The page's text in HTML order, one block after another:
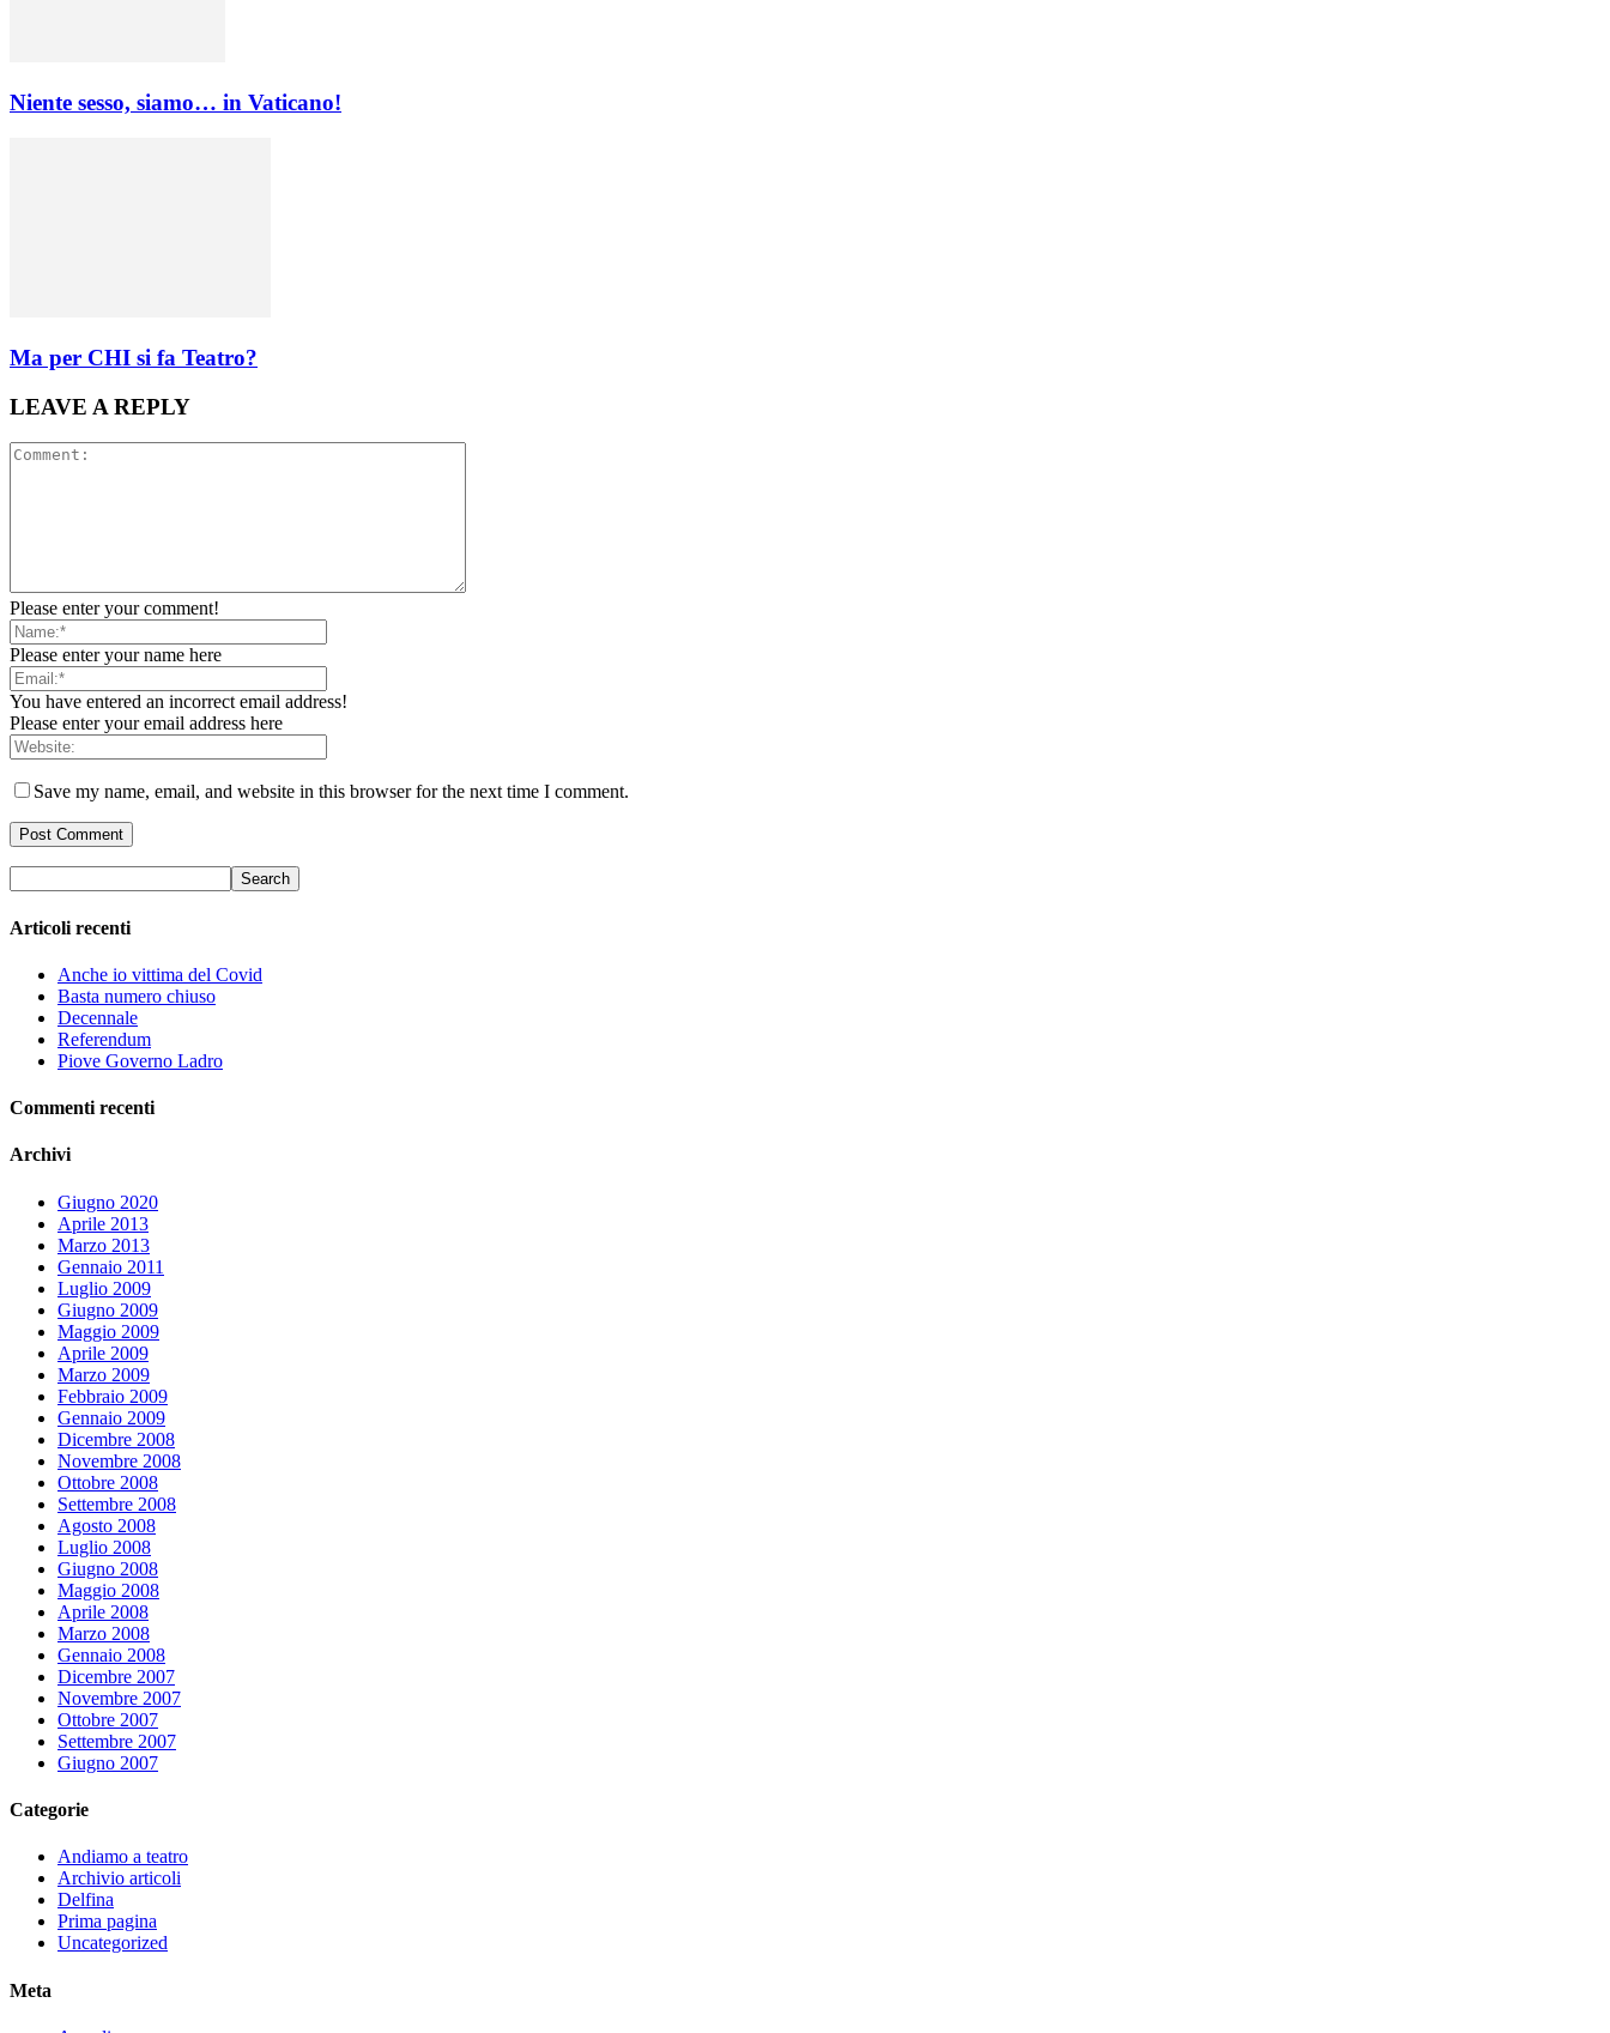
Niente sesso, siamo… in Vaticano!
Ma per CHI si fa Teatro?
LEAVE A REPLY
Please enter your comment!
Please enter your name here
You have entered an incorrect email address!
Please enter your email address here
Save my name, email, and website in this browser for the next time I comment.
Articoli recenti
Anche io vittima del Covid
Basta numero chiuso
Decennale
Referendum
Piove Governo Ladro
Commenti recenti
Archivi
Giugno 2020
Aprile 2013
Marzo 2013
Gennaio 2011
Luglio 2009
Giugno 2009
Maggio 2009
Aprile 2009
Marzo 2009
Febbraio 2009
Gennaio 2009
Dicembre 2008
Novembre 2008
Ottobre 2008
Settembre 2008
Agosto 2008
Luglio 2008
Giugno 2008
Maggio 2008
Aprile 2008
Marzo 2008
Gennaio 2008
Dicembre 2007
Novembre 2007
Ottobre 2007
Settembre 2007
Giugno 2007
Categorie
Andiamo a teatro
Archivio articoli
Delfina
Prima pagina
Uncategorized
Meta